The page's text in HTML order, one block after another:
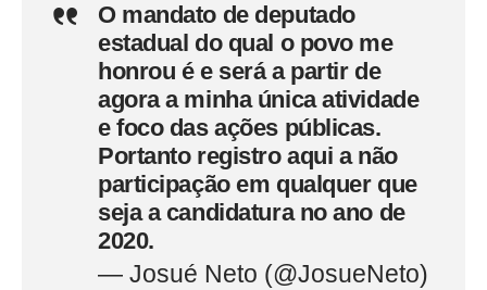
O mandato de deputado
estadual do qual o povo me
honrou é e será a partir de
agora a minha única atividade
e foco das ações públicas.
Portanto registro aqui a não
participação em qualquer que
seja a candidatura no ano de
2020.
— Josué Neto (@JosueNeto)